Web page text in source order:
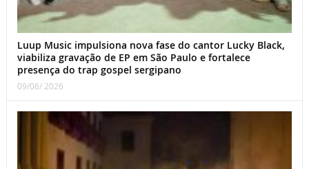
Luup Music impulsiona nova fase do cantor Lucky Black,
viabiliza gravação de EP em São Paulo e fortalece
presença do trap gospel sergipano
09/06/ 2026